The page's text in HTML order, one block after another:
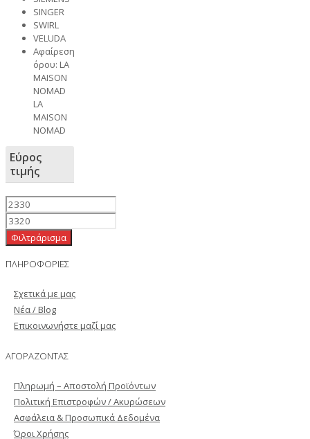
SINGER
SWIRL
VELUDA
Αφαίρεση
όρου: LA
MAISON
NOMAD
LA
MAISON
NOMAD
Εύρος
τιμής
Φιλτράρισμα
ΠΛΗΡΟΦΟΡΙΕΣ
Σχετικά με μας
Νέα / Blog
Επικοινωνήστε μαζί μας
ΑΓΟΡΑΖΟΝΤΑΣ
Πληρωμή – Αποστολή Προϊόντων
Πολιτική Επιστροφών / Ακυρώσεων
Ασφάλεια & Προσωπικά Δεδομένα
Όροι Χρήσης